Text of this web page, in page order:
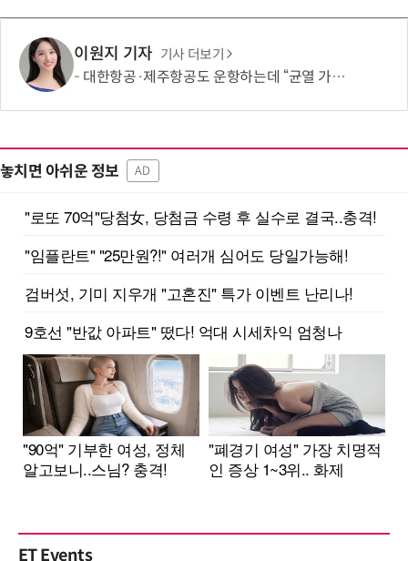
이원지 기자 기사 더보기
대한항공·제주항공도 운항하는데 “균열 가능성 확인”… 美, 보잉 737 맥스 471대 점검 명령
놓치면 아쉬운 정보 AD
ET Events